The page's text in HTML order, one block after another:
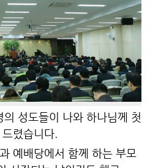
성도들이 나와 하나님께 첫
렸습니다.
예배당에서 함께 하는 부모